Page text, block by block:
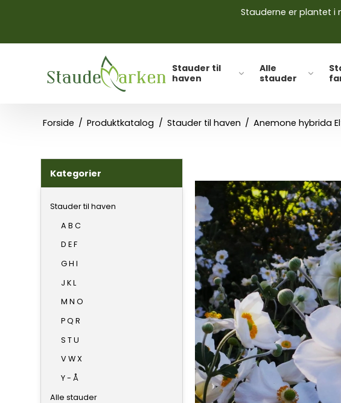
Stauderne er plantet i
Stauder til
haven
Alle
stauder
Forside / Produktkatalog / Stauder til haven / Anemone hybrida
Kategorier
Stauder til haven
A B C
D E F
G H I
J K L
M N O
P Q R
S T U
V W X
Y - Å
Alle stauder